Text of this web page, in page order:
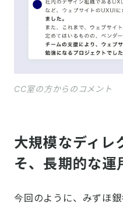
CC室の方からのコメント
大規模なディレ
そ、長期的な運
今回のように、みずほ